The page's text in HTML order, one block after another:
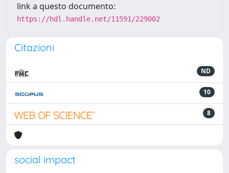
link a questo documento:
https://hdl.handle.net/11591/229002
Citazioni
ND
10
8
social impact